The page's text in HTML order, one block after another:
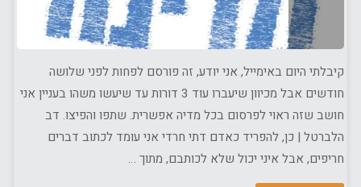
קיבלתי היום באימייל, אני יודע, זה פורסם לפחות לפני שלושה
חודשים אבל מכיוון שיעברו עוד 3 דורות עד שיעשו משהו בעניין אני
חושב שזה ראוי לפרסום בכל מדיה אפשרית. שתפו והפיצו. דב
הלברטל | כן, להפריד כאדם דתי חרדי אני עומד לכתוב דברים
חריפים, אבל איני יכול שלא לכותבם, מתוך …